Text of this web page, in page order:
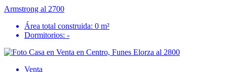
Armstrong al 2700
Área total construida: 0 m²
Dormitorios: -
Venta